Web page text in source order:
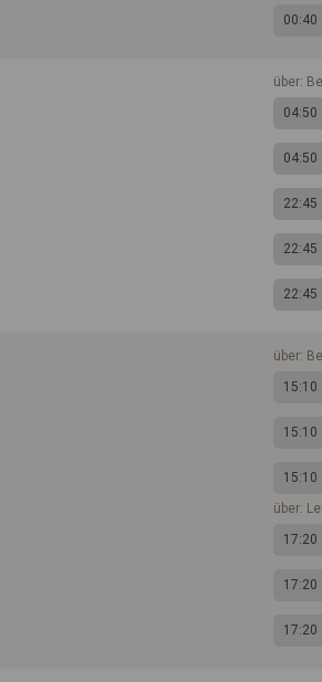
00:40
über:
04:50
04:50
22:45
22:45
22:45
über:
15:10
15:10
15:10
über:
17:20
17:20
17:20